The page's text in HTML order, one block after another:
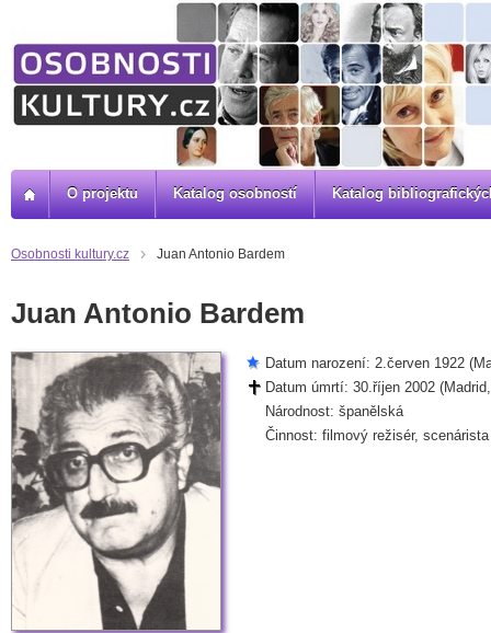
Osobnosti kultury.cz Juan Antonio Bardem
Juan Antonio Bardem
Datum narození: 2.červen 1922
Datum úmrtí: 30.říjen 2002
Národnost: španělská
Činnost: filmový režisér, scenárista
O projektu Katalog osobností Katalog